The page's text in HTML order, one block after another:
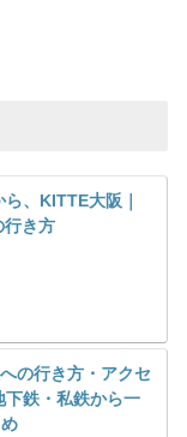
、KITTE大阪｜
行き方
の行き方・アクセ
下鉄・私鉄から一